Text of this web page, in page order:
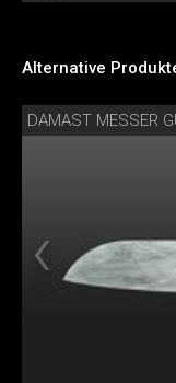
Alternative
DAMAST MESSER